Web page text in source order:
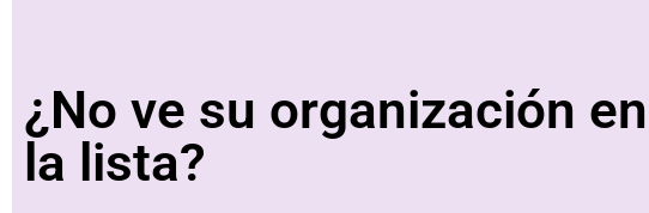
¿No ve su organización en
la lista?